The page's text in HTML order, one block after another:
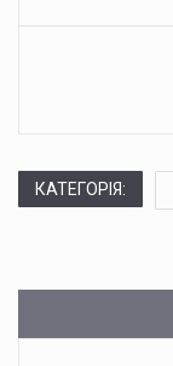
КАТЕГОРІЯ: